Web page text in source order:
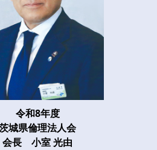
令和8年度
城県倫理法人会
会長 小室 光由